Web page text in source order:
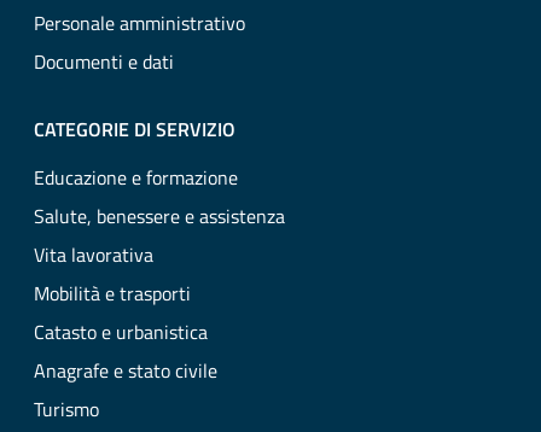
Personale amministrativo
Documenti e dati
CATEGORIE DI SERVIZIO
Educazione e formazione
Salute, benessere e assistenza
Vita lavorativa
Mobilità e trasporti
Catasto e urbanistica
Anagrafe e stato civile
Turismo